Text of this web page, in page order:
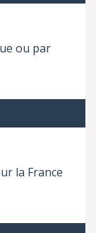
ou par
la France